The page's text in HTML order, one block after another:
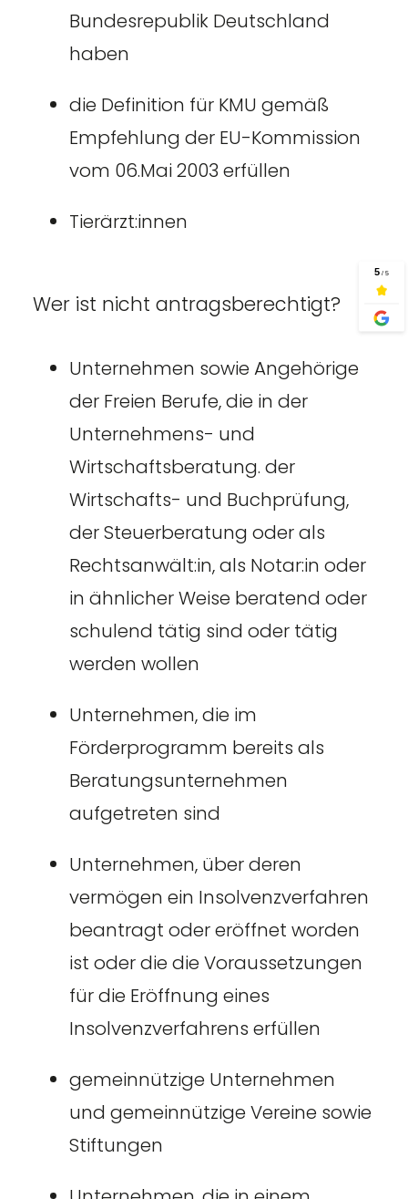
Bundesrepublik Deutschland
haben
die Definition für KMU gemäß
Empfehlung der EU-Kommission
vom 06.Mai 2003 erfüllen
Tierärzt:innen
Wer ist nicht antragsberechtigt?
Unternehmen sowie Angehörige
der Freien Berufe, die in der
Unternehmens- und
Wirtschaftsberatung. der
Wirtschafts- und Buchprüfung,
der Steuerberatung oder als
Rechtsanwält:in, als Notar:in oder
in ähnlicher Weise beratend oder
schulend tätig sind oder tätig
werden wollen
Unternehmen, die im
Förderprogramm bereits als
Beratungsunternehmen
aufgetreten sind
Unternehmen, über deren
vermögen ein Insolvenzverfahren
beantragt oder eröffnet worden
ist oder die die Voraussetzungen
für die Eröffnung eines
Insolvenzverfahrens erfüllen
gemeinnützige Unternehmen
und gemeinnützige Vereine sowie
Stiftungen